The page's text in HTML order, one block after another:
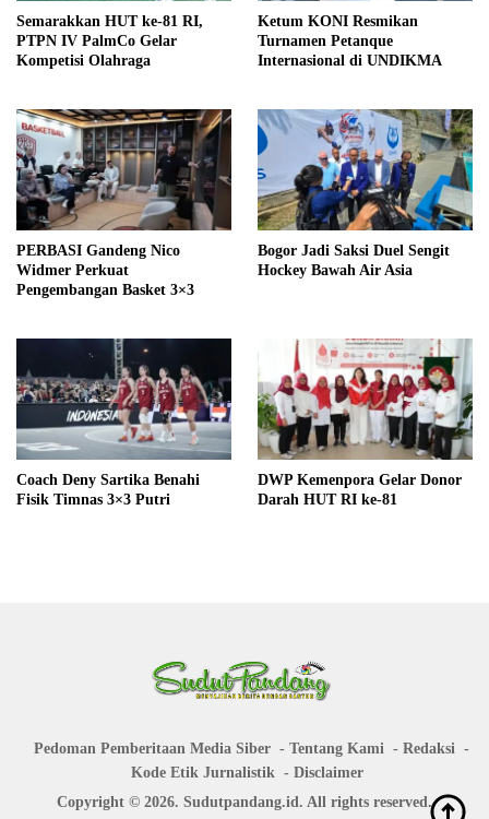
Semarakkan HUT ke-81 RI,
PTPN IV PalmCo Gelar
Kompetisi Olahraga
Ketum KONI Resmikan
Turnamen Petanque
Internasional di UNDIKMA
PERBASI Gandeng Nico
Widmer Perkuat
Pengembangan Basket 3×3
Bogor Jadi Saksi Duel Sengit
Hockey Bawah Air Asia
Coach Deny Sartika Benahi
Fisik Timnas 3×3 Putri
DWP Kemenpora Gelar Donor
Darah HUT RI ke-81
Pedoman Pemberitaan Media Siber Tentang Kami
Redaksi
Kode Etik Jurnalistik
Disclaimer
Copyright © 2026. Sudutpandang.id. All rights reserved.